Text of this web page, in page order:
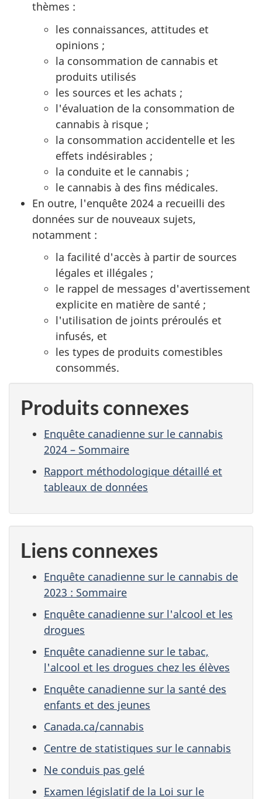
thèmes :
les connaissances, attitudes et
opinions ;
la consommation de cannabis et
produits utilisés
les sources et les achats ;
l'évaluation de la consommation de
cannabis à risque ;
la consommation accidentelle et les
effets indésirables ;
la conduite et le cannabis ;
le cannabis à des fins médicales.
En outre, l'enquête 2024 a recueilli des
données sur de nouveaux sujets,
notamment :
la facilité d'accès à partir de sources
légales et illégales ;
le rappel de messages d'avertissement
explicite en matière de santé ;
l'utilisation de joints préroulés et
infusés, et
les types de produits comestibles
consommés.
Produits connexes
Enquête canadienne sur le cannabis
2024 – Sommaire
Rapport méthodologique détaillé et
tableaux de données
Liens connexes
Enquête canadienne sur le cannabis de
2023 : Sommaire
Enquête canadienne sur l'alcool et les
drogues
Enquête canadienne sur le tabac,
l'alcool et les drogues chez les élèves
Enquête canadienne sur la santé des
enfants et des jeunes
Canada.ca/cannabis
Centre de statistiques sur le cannabis
Ne conduis pas gelé
Examen législatif de la Loi sur le